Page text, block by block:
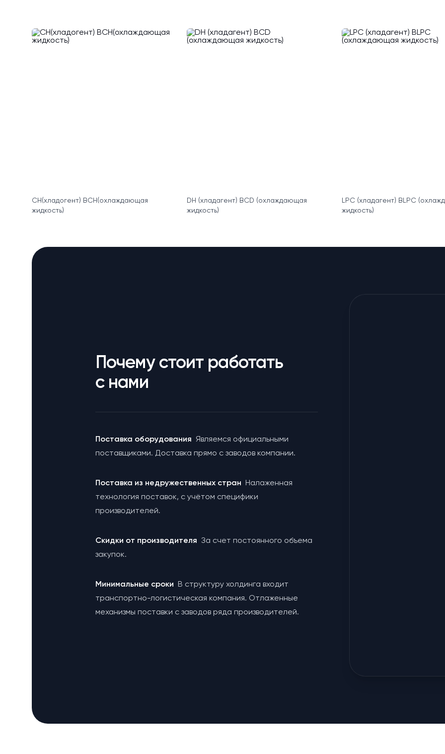
CH(хладогент) BCH(охлаждающая
жидкость)
DH (хладагент) BCD (охлаждающая
жидкость)
LPC (хладагент) BLPC
жидкость)
Почему стоит работать
с нами
Поставка оборудования Являемся официальными
поставщиками. Доставка прямо с заводов компании.
Поставка из недружественных стран Налаженная
технология поставок, с учётом специфики
производителей.
Cкидки от производителя За счет постоянного объема
закупок.
Минимальные сроки В структуру холдинга входит
транспортно-логистическая компания. Отлаженные
механизмы поставки с заводов ряда производителей.